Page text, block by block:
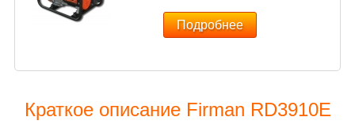
Подробнее
Краткое описание Firman RD3910E